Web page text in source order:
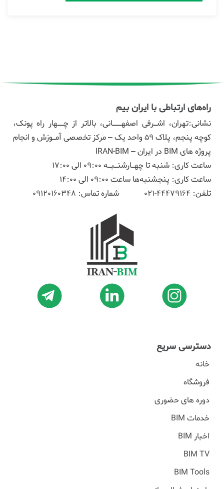
راه‌های ارتباطی با ایران بیم
نشانی:تهران، اشـرفی اصفهـــانی، بالاتر از چــهار راه پونک،
کوچه پنجم، پلاک ۵۹ واحد یک – مرکز تخصصی آمـوزش و انجام
پروژه های BIM در ایران – IRAN-BIM
ساعت کاری: شنبه تا چهـارشنـبـه 09:00 الی 17:00
ساعت کاری: پنجشنبه‌ها ساعت 09:00 الی 14:00
تلفن: 44479164-021 شماره تماس: 09120160348
دسترسی سریع
خانه
فروشگاه
دوره های حضوری
خدمات BIM
اخبار BIM
BIM TV
BIM Tools